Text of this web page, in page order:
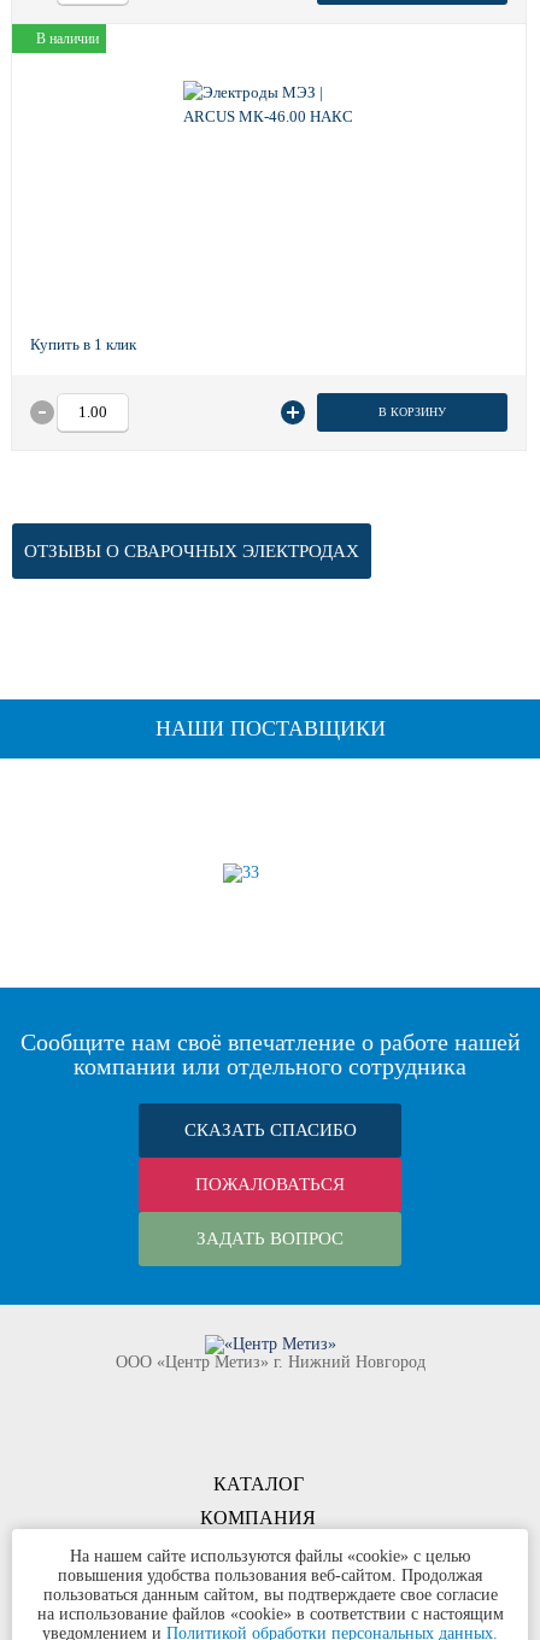
В наличии
В КОРЗИНУ
ОТЗЫВЫ О СВАРОЧНЫХ ЭЛЕКТРОДАХ
НАШИ ПОСТАВЩИКИ
Сообщите нам своё впечатление о работе нашей
компании или отдельного сотрудника
СКАЗАТЬ СПАСИБО
ПОЖАЛОВАТЬСЯ
ЗАДАТЬ ВОПРОС
КОМПАНИЯ
ООО «Центр Метиз» г. Нижний Новгород
КАТАЛОГ
КОНТАКТЫ
©ООО «Центр Метиз» 2000-2026
Все права защищены
На нашем сайте используются файлы «cookie» с целью
повышения удобства пользования веб-сайтом. Продолжая
пользоваться данным сайтом, вы подтверждаете свое согласие
на использование файлов «cookie» в соответствии с настоящим
уведомлением и Политикой обработки персональных данных.